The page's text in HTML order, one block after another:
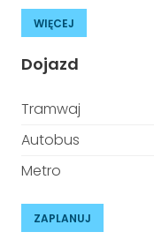
WIĘCEJ
Dojazd
Tramwaj
Autobus
Metro
ZAPLANUJ